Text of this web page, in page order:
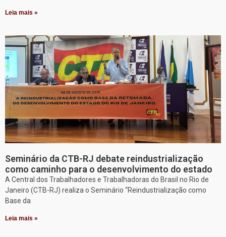
Leia mais »
Seminário da CTB-RJ debate reindustrialização
como caminho para o desenvolvimento do estado
A Central dos Trabalhadores e Trabalhadoras do Brasil no Rio de
Janeiro (CTB-RJ) realiza o Seminário “Reindustrialização como
Base da
Leia mais »